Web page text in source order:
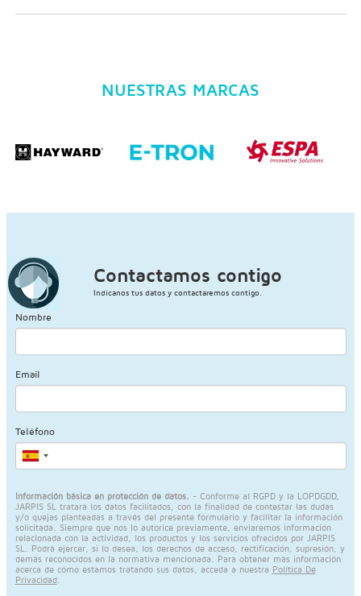
NUESTRAS MARCAS
Contactamos contigo
Indícanos tus datos y contactaremos contigo.
Nombre
Email
Teléfono
Información básica en protección de datos.
- Conforme al RGPD y la LOPDGDD,
JARPIS SL tratará los datos facilitados, con la finalidad de contestar las dudas
y/o quejas planteadas a través del presente formulario y facilitar la información
solicitada. Siempre que nos lo autorice previamente, enviaremos información
relacionada con la actividad, los productos y los servicios ofrecidos por JARPIS
SL. Podrá ejercer, si lo desea, los derechos de acceso, rectificación, supresión, y
demás reconocidos en la normativa mencionada. Para obtener más información
acerca de cómo estamos tratando sus datos, acceda a nuestra Política De
Privacidad.